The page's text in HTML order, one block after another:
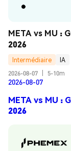
META vs MU :
2026
Intermédiaire
IA
2026-08-07
5-10m
2026-08-07
META vs MU :
2026